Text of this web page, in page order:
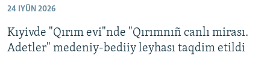
Українською
24 IYÜN 2026
Kıyivde "Qırım evi"nde "Qırımnıñ canlı mirası.
Adetler" medeniy-bediiy leyhası taqdim etildi